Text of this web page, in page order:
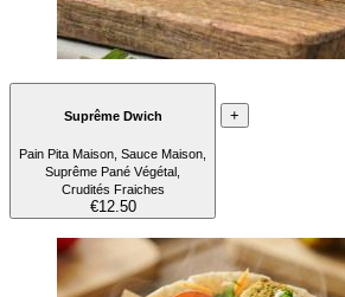
Suprême Dwich
Pain Pita Maison, Sauce Maison,
Suprême Pané Végétal,
Crudités Fraiches
€12.50
+